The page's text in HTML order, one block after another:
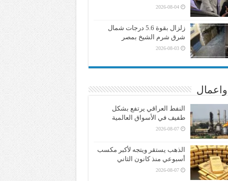
2026-08-04
زلزال بقوة 5.6 درجات شمال
شرق شرم الشيخ بمصر
2026-08-03
النفط العراقي يرتفع بشكل
طفيف في الأسواق العالمية
2026-08-07
الذهب يستقر ويتجه لأكبر مكسب
أسبوعي منذ كانون الثاني
2026-08-07